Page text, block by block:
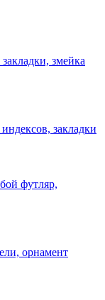
змейка
закладки
футляр,
орнамент